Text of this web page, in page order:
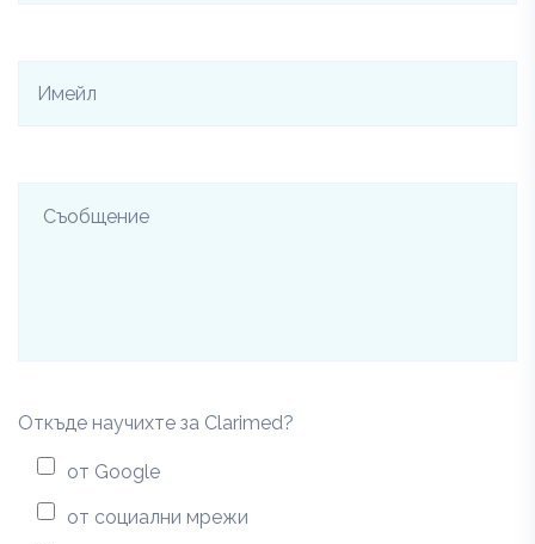
Откъде научихте за Clarimed?
от Google
от социални мрежи